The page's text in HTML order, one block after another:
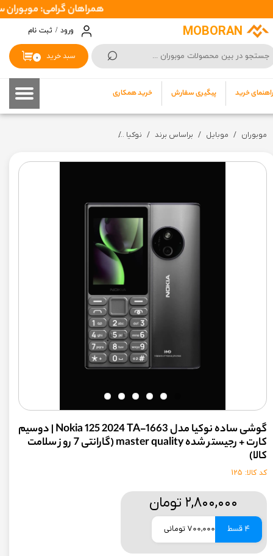
MOBORAN
⌕ ۰ سبد خرید
راهنمای خرید پیگیری سفارش خرید همکاری
ورود / ثبت نام
حساب کاربری من
تغییر گذر واژه
خروج از حساب کاربری
همراهان گرامی: موبوران سفارشات شما را در اسرع وقت ( 1 تا 2 روز
موبوران موبایل براساس برند نوکیا
گوشی ساده نوکیا مدل Nokia 125 2024 TA-1663 | دوسیم
کارت + رجیستر شده master quality (گارانتی 7 روز سلامت
کالا)
کد کالا: 125
۲,۸۰۰,۰۰۰ تومان
4 قسط 700,000 تومانی